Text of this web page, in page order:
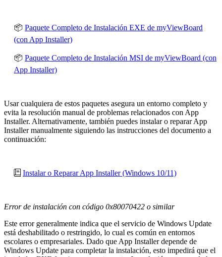
📦 Paquete Completo de Instalación EXE de myViewBoard
(con App Installer)
📦 Paquete Completo de Instalación MSI de myViewBoard (con
App Installer)
Usar cualquiera de estos paquetes asegura un entorno completo y
evita la resolución manual de problemas relacionados con App
Installer. Alternativamente, también puedes instalar o reparar App
Installer manualmente siguiendo las instrucciones del documento a
continuación:
Instalar o Reparar App Installer (Windows 10/11)
Error de instalación con código 0x80070422 o similar
Este error generalmente indica que el servicio de Windows Update
está deshabilitado o restringido, lo cual es común en entornos
escolares o empresariales. Dado que App Installer depende de
Windows Update para completar la instalación, esto impedirá que el